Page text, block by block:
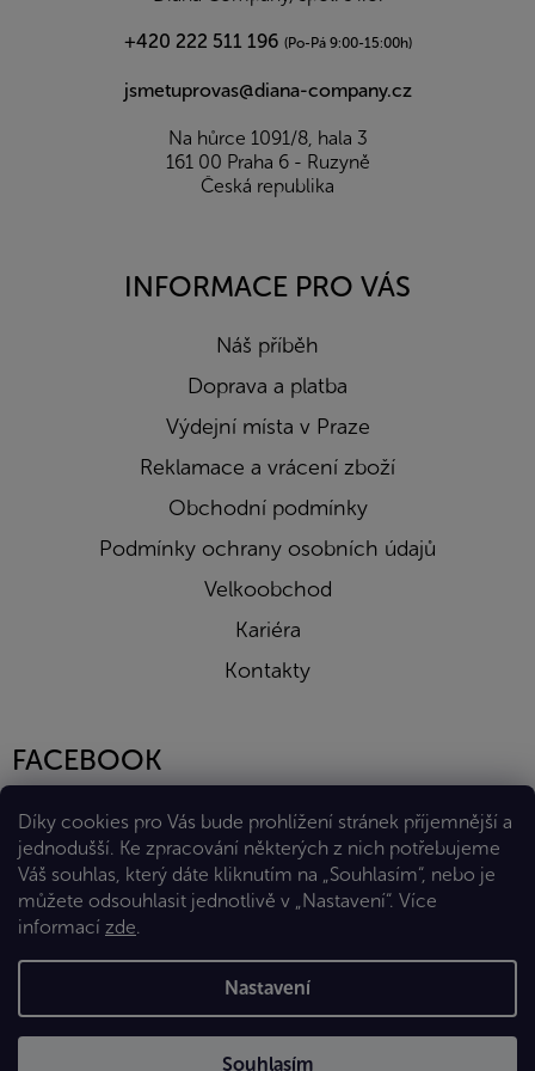
Díky cookies pro Vás bude prohlížení stránek příjemnější a
jednodušší. Ke zpracování některých z nich potřebujeme
Váš souhlas, který dáte kliknutím na „Souhlasím“, nebo je
můžete odsouhlasit jednotlivě v „Nastavení“. Více
informací zde.
Nastavení
Souhlasím
+420 222 511 196 (Po-Pá 9:00-15:00h)
jsmetuprovas@diana-company.cz
Na hůrce 1091/8, hala 3
161 00 Praha 6 - Ruzyně
Česká republika
INFORMACE PRO VÁS
Náš příběh
Doprava a platba
Výdejní místa v Praze
Reklamace a vrácení zboží
Obchodní podmínky
Podmínky ochrany osobních údajů
Velkoobchod
Kariéra
Kontakty
FACEBOOK
Vytvořil Shoptet Premium
Copyright 2026Eshop Diana Company, spol. s r.o.. Všechna
práva vyhrazena.